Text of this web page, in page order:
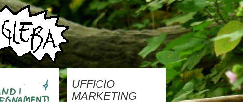
UFFICIO
MARKETING